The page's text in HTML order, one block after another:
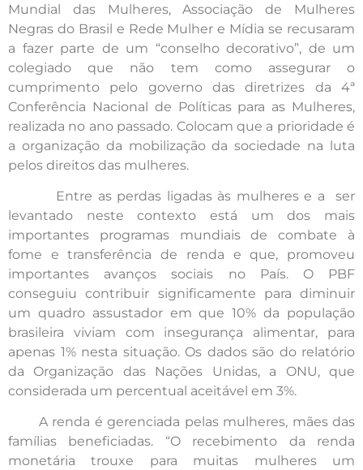
Mundial das Mulheres, Associação de Mulheres
Negras do Brasil e Rede Mulher e Mídia se recusaram
a fazer parte de um “conselho decorativo”, de um
colegiado que não tem como assegurar o
cumprimento pelo governo das diretrizes da 4ª
Conferência Nacional de Políticas para as Mulheres,
realizada no ano passado. Colocam que a prioridade é
a organização da mobilização da sociedade na luta
pelos direitos das mulheres.
Entre as perdas ligadas às mulheres e a ser
levantado neste contexto está um dos mais
importantes programas mundiais de combate à
fome e transferência de renda e que, promoveu
importantes avanços sociais no País. O PBF
conseguiu contribuir significamente para diminuir
um quadro assustador em que 10% da população
brasileira viviam com insegurança alimentar, para
apenas 1% nesta situação. Os dados são do relatório
da Organização das Nações Unidas, a ONU, que
considerada um percentual aceitável em 3%.
A renda é gerenciada pelas mulheres, mães das
famílias beneficiadas. “O recebimento da renda
monetária trouxe para muitas mulheres um